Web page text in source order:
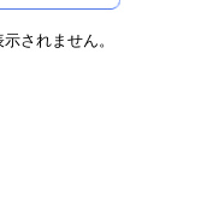
されません。